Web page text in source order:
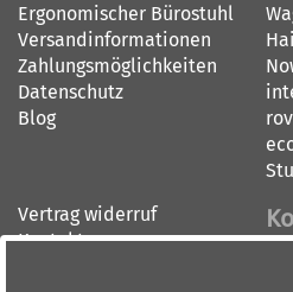
Ergonomischer Bürostuhl
Versandinformationen
Zahlungsmöglichkeiten
Datenschutz
Blog
Vertrag widerruf
Kontakt